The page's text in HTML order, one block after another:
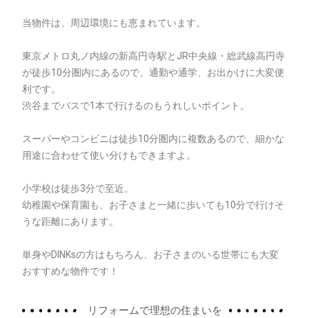
当物件は、周辺環境にも恵まれています。
東京メトロ丸ノ内線の新高円寺駅とJR中央線・総武線高円寺
が徒歩10分圏内にあるので、通勤や通学、お出かけに大変便
利です。
渋谷までバスで1本で行けるのもうれしいポイント。
スーパーやコンビニは徒歩10分圏内に複数あるので、細かな
用途に合わせて使い分けもできますよ。
小学校は徒歩3分で至近。
幼稚園や保育園も、お子さまと一緒に歩いても10分で行けそ
うな距離にあります。
単身やDINKsの方はもちろん、お子さまのいる世帯にも大変
おすすめな物件です！
リフォームで理想の住まいを